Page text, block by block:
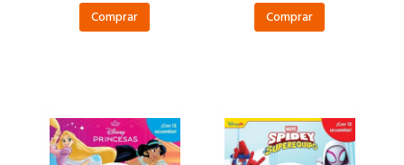
Comprar Comprar